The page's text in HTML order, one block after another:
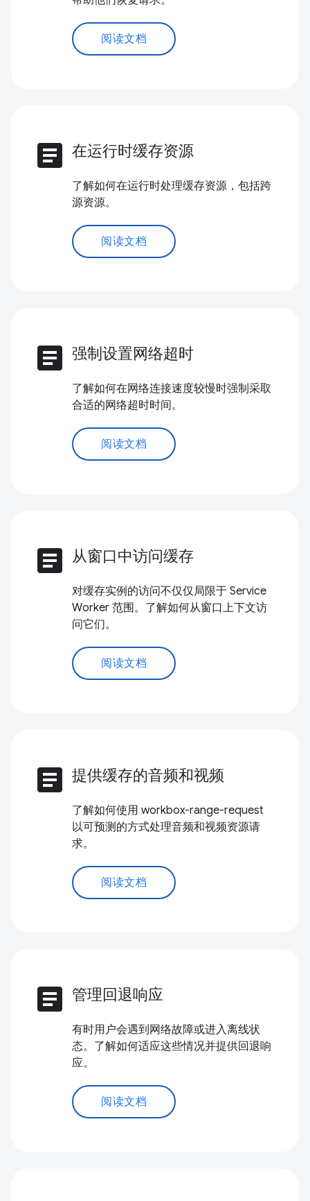
阅读文档
article 在运行时缓存资源
了解如何在运行时处理缓存资源，包括跨
源资源。
阅读文档
article 强制设置网络超时
了解如何在网络连接速度较慢时强制采取
合适的网络超时时间。
阅读文档
article 从窗口中访问缓存
对缓存实例的访问不仅仅局限于 Service
Worker 范围。了解如何从窗口上下文访
问它们。
阅读文档
article 提供缓存的音频和视频
了解如何使用 workbox-range-request
以可预测的方式处理音频和视频资源请
求。
阅读文档
article 管理回退响应
有时用户会遇到网络故障或进入离线状
态。了解如何适应这些情况并提供回退响
应。
阅读文档